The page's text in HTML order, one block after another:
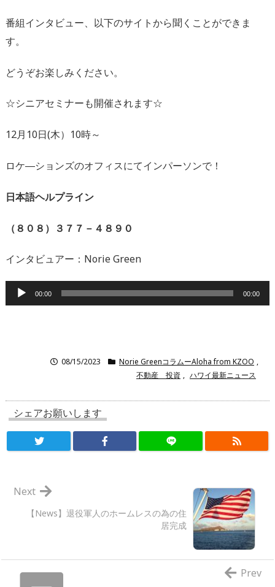
番組インタビュー、以下のサイトから聞くことができま
す。
どうぞお楽しみください。
☆シニアセミナーも開催されます☆
12月10日(木）10時～
ロケ―ションズのオフィスにてインパーソンで！
日本語ヘルプライン
（８０８）３７７－４８９０
インタビュアー：Norie Green
声
ー
00:00 00:00
08/15/2023 Norie GreenコラムーAloha from KZOO ,
不動産 投資 , ハワイ最新ニュース
シェアお願いします
【News】退役軍人のホームレスの為の住
居完成
Next
Prev